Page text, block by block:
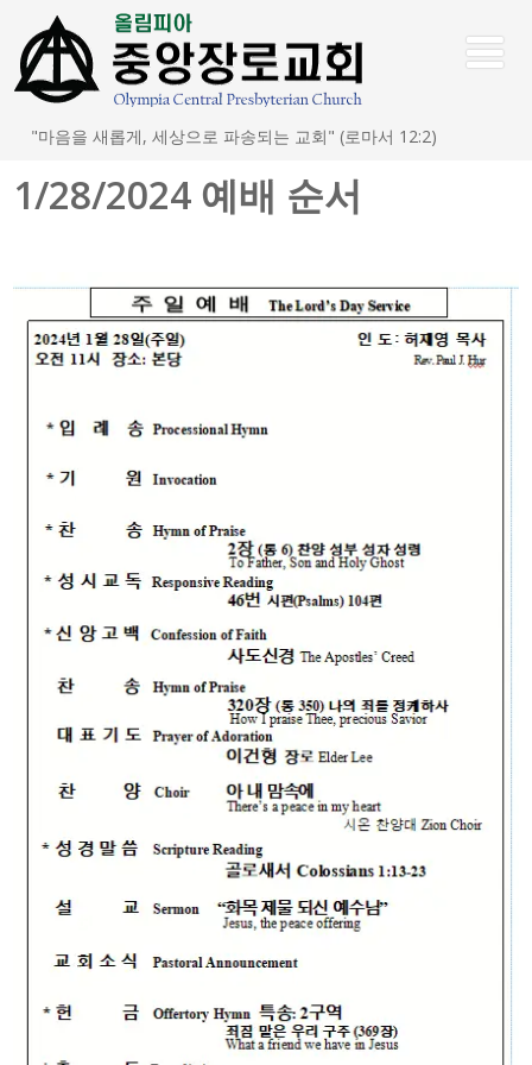
"마음을 새롭게, 세상으로 파송되는 교회" (로마서 12:2)
1/28/2024 예배 순서